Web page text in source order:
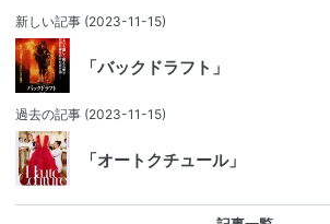
新しい記事 (2023-11-15)
「バックドラフト」
過去の記事 (2023-11-15)
「オートクチュール」